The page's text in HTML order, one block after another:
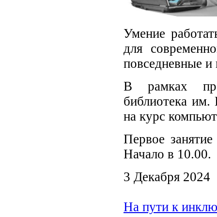
Умение
для
повседневные и
В рамках
библиотека
на курс
Первое
Начало в 10.00.
3 Декабря 2024
На пути к